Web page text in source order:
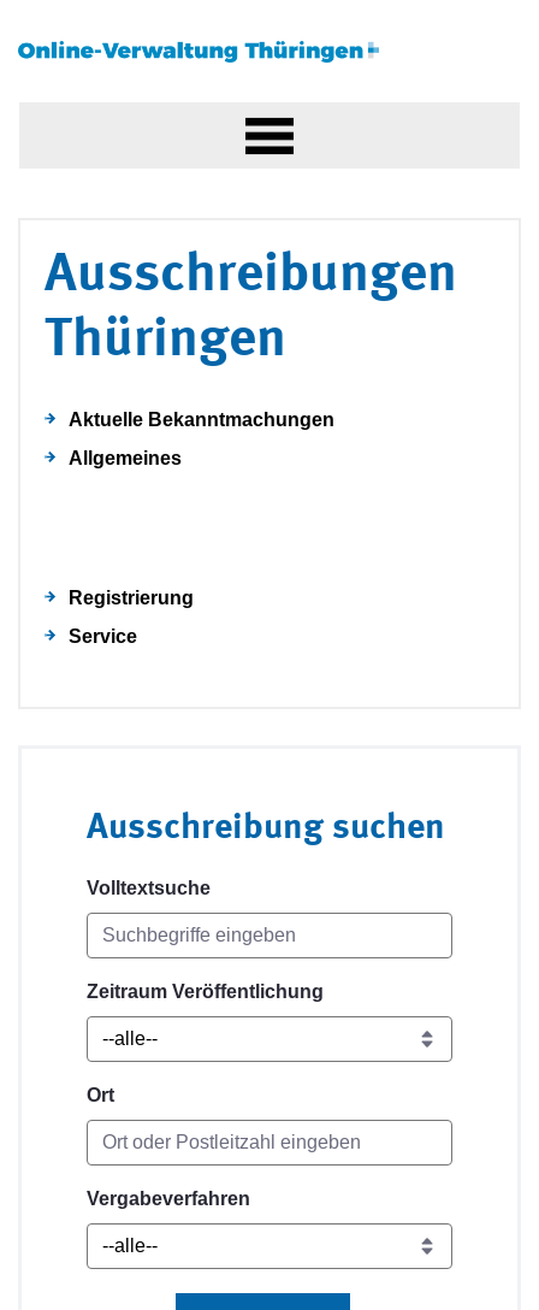
Ausschreibungen
Thüringen
Aktuelle Bekanntmachungen
Allgemeines
Registrierung
Service
Ausschreibung suchen
Volltextsuche
Zeitraum Veröffentlichung
Ort
Vergabeverfahren